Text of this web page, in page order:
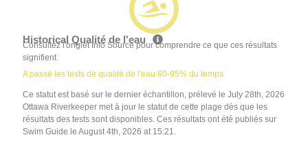
Historical Qualité de l'eau
Consultez l'onglet Info Source pour comprendre ce que ces résultats
signifient
A passé les tests de qualité de l'eau 60-95% du temps
Ce statut est basé sur le dernier échantillon, prélevé le July 28th, 2026
Ottawa Riverkeeper met à jour le statut de cette plage dès que les
résultats des tests sont disponibles. Ces résultats ont été publiés sur
Swim Guide le August 4th, 2026 at 15:21.